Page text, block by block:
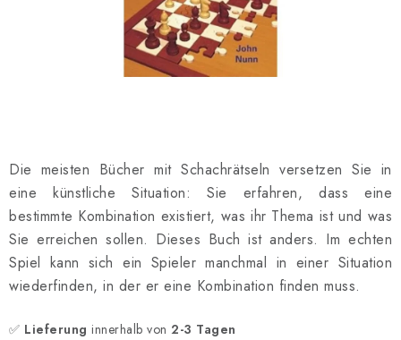
SCHACH GESCHENKE
KONTAKT
Kontakt FAQ Über uns
Schachblog
Geschäftsbedingungen
Die meisten Bücher mit Schachrätseln versetzen Sie in
eine künstliche Situation: Sie erfahren, dass eine
bestimmte Kombination existiert, was ihr Thema ist und was
Sie erreichen sollen. Dieses Buch ist anders. Im echten
Spiel kann sich ein Spieler manchmal in einer Situation
wiederfinden, in der er eine Kombination finden muss.
✅ Lieferung innerhalb von 2-3 Tagen